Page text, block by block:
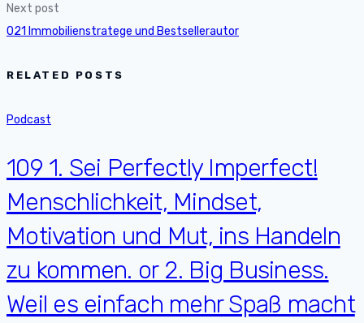
Next post
021 Immobilienstratege und Bestsellerautor
RELATED POSTS
Podcast
109 1. Sei Perfectly Imperfect!
Menschlichkeit, Mindset,
Motivation und Mut, ins Handeln
zu kommen. or 2. Big Business.
Weil es einfach mehr Spaß macht